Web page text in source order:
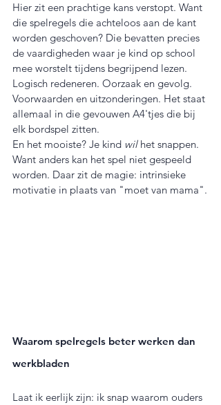
Hier zit een prachtige kans verstopt. Want
die spelregels die achteloos aan de kant
worden geschoven? Die bevatten precies
de vaardigheden waar je kind op school
mee worstelt tijdens begrijpend lezen.
Logisch redeneren. Oorzaak en gevolg.
Voorwaarden en uitzonderingen. Het staat
allemaal in die gevouwen A4'tjes die bij
elk bordspel zitten.
En het mooiste? Je kind wil het snappen.
Want anders kan het spel niet gespeeld
worden. Daar zit de magie: intrinsieke
motivatie in plaats van "moet van mama".
Waarom spelregels beter werken dan
werkbladen
Laat ik eerlijk zijn: ik snap waarom ouders